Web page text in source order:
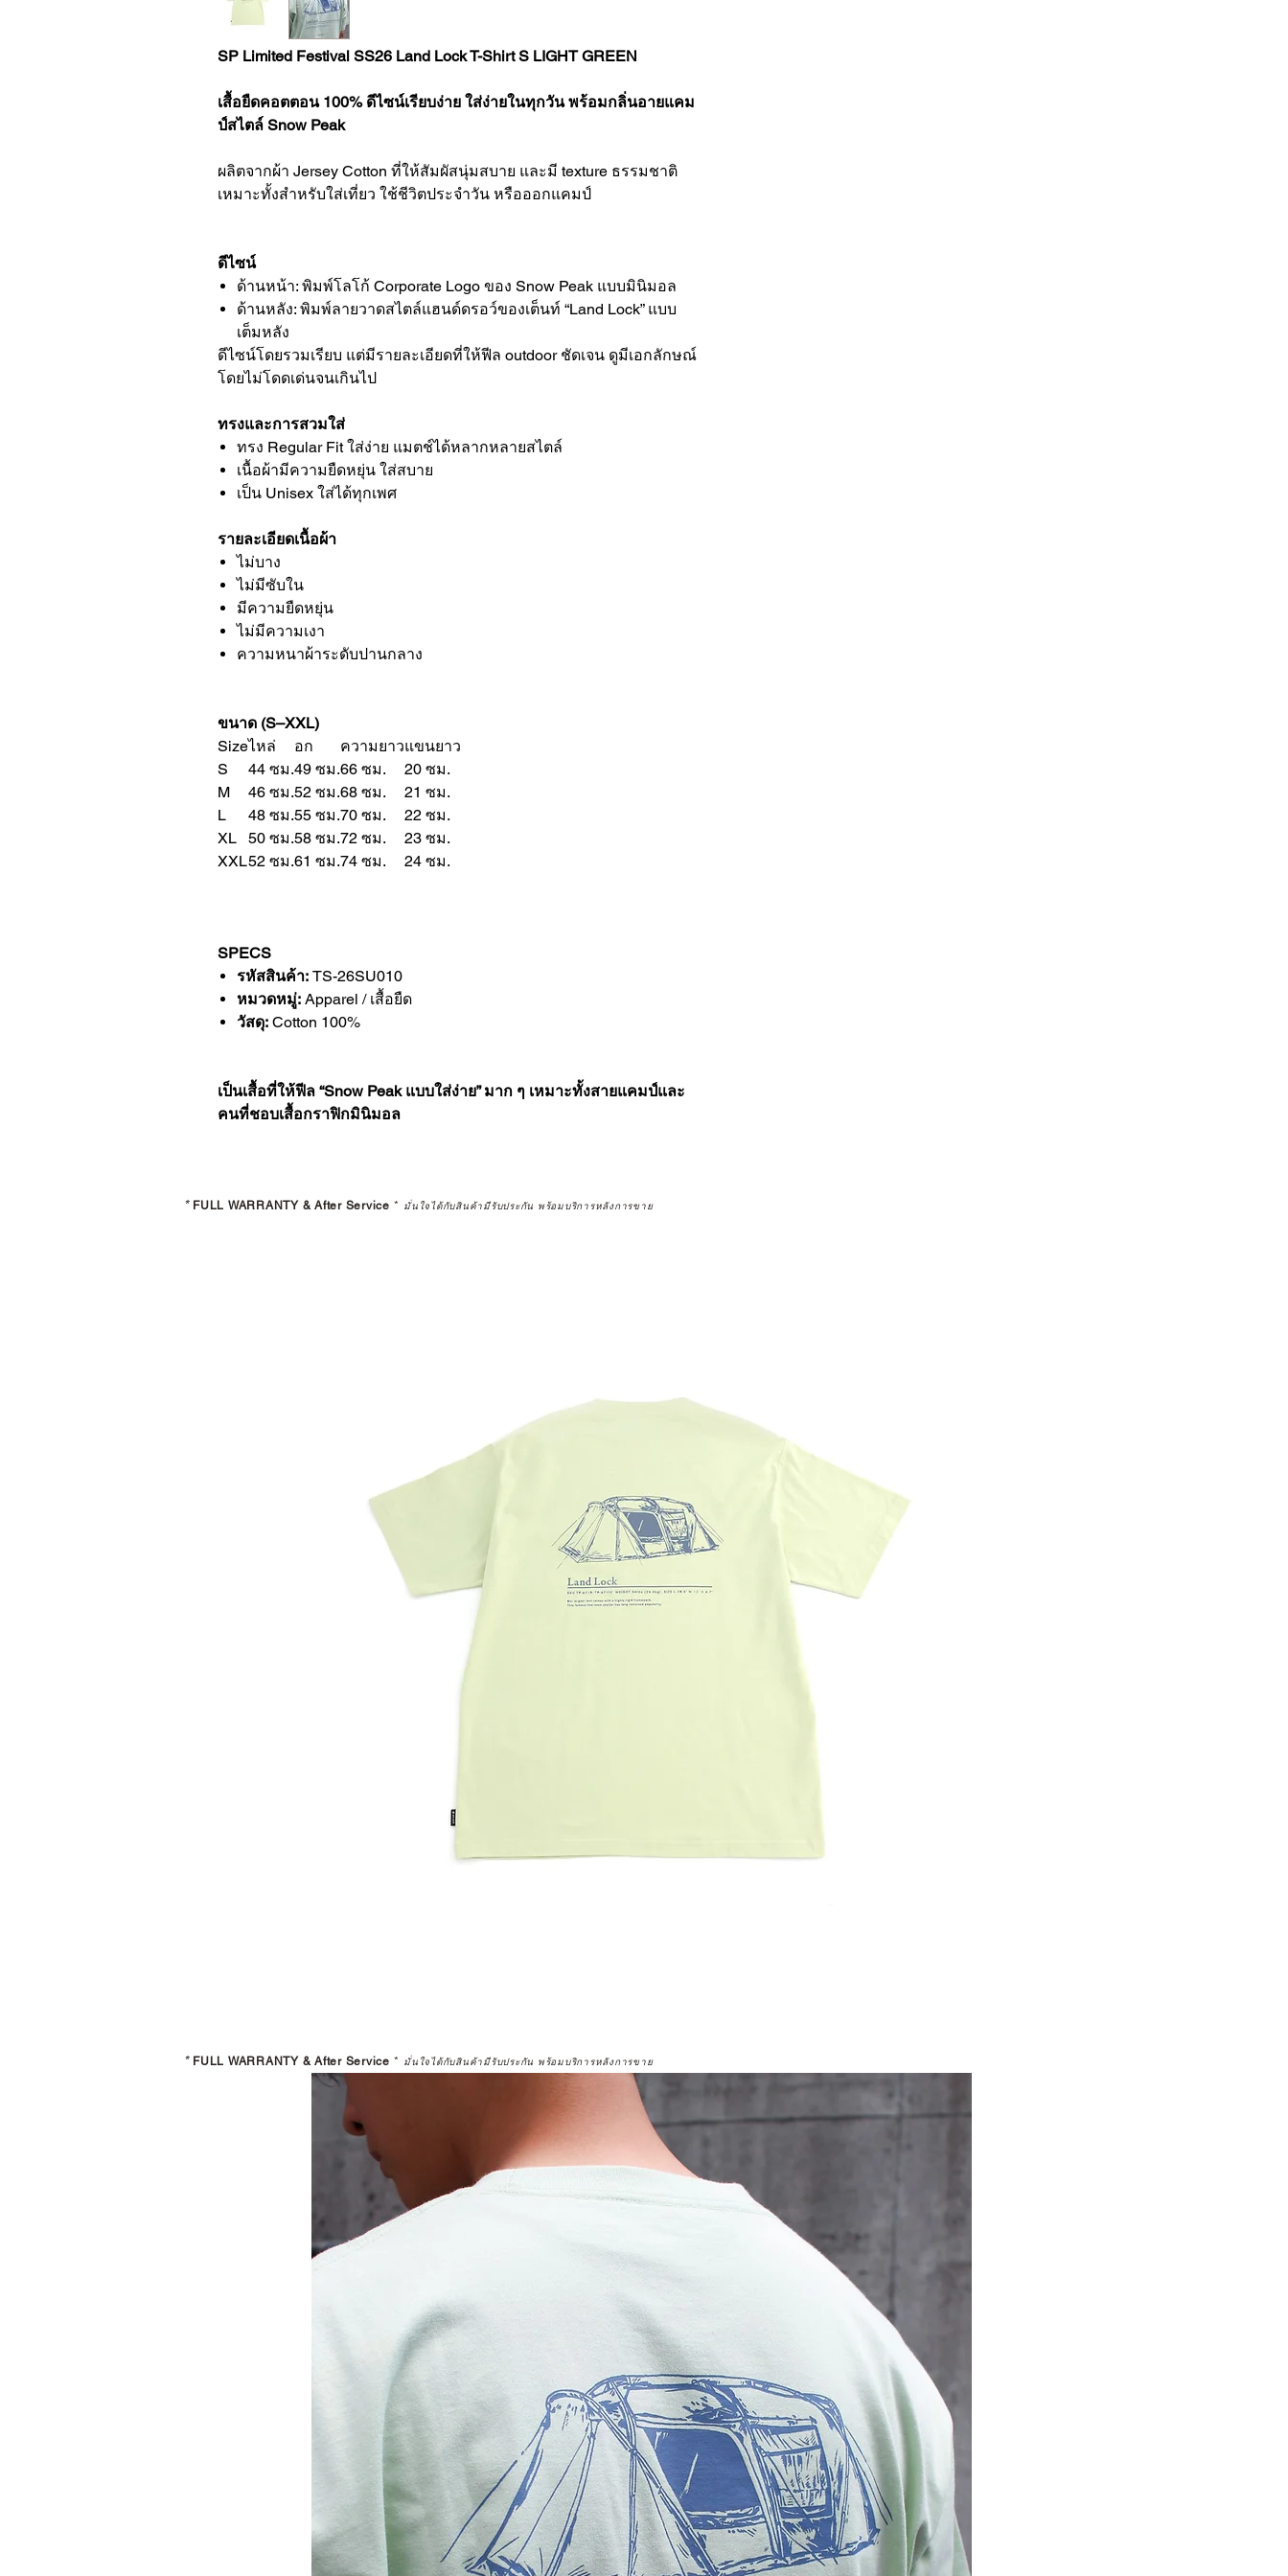
SP Limited Festival SS26 Land Lock T-Shirt S LIGHT GREEN
เสื้อยืดคอตตอน 100% ดีไซน์เรียบง่าย ใส่ง่ายในทุกวัน พร้อมกลิ่นอายแคม
ป์สไตล์ Snow Peak
ผลิตจากผ้า Jersey Cotton ที่ให้สัมผัสนุ่มสบาย และมี texture ธรรมชาติ
เหมาะทั้งสำหรับใส่เที่ยว ใช้ชีวิตประจำวัน หรือออกแคมป์
ดีไซน์
ด้านหน้า: พิมพ์โลโก้ Corporate Logo ของ Snow Peak แบบมินิมอล
ด้านหลัง: พิมพ์ลายวาดสไตล์แฮนด์ดรอว์ของเต็นท์ “Land Lock” แบบ
เต็มหลัง
ดีไซน์โดยรวมเรียบ แต่มีรายละเอียดที่ให้ฟีล outdoor ชัดเจน ดูมีเอกลักษณ์
โดยไม่โดดเด่นจนเกินไป
ทรงและการสวมใส่
ทรง Regular Fit ใส่ง่าย แมตช์ได้หลากหลายสไตล์
เนื้อผ้ามีความยืดหยุ่น ใส่สบาย
เป็น Unisex ใส่ได้ทุกเพศ
รายละเอียดเนื้อผ้า
ไม่บาง
ไม่มีซับใน
มีความยืดหยุ่น
ไม่มีความเงา
ความหนาผ้าระดับปานกลาง
ขนาด (S–XXL)
Sizeไหล่ อก ความยาวแขนยาว
S
44 ซม.49 ซม.66 ซม.
20 ซม.
M
46 ซม.52 ซม.68 ซม.
21 ซม.
L
48 ซม.55 ซม.70 ซม.
22 ซม.
XL
50 ซม.58 ซม.72 ซม.
23 ซม.
XXL52 ซม.61 ซม.74 ซม. 24 ซม.
SPECS
รหัสสินค้า: TS-26SU010
หมวดหมู่: Apparel / เสื้อยืด
วัสดุ: Cotton 100%
เป็นเสื้อที่ให้ฟีล “Snow Peak แบบใส่ง่าย” มาก ๆ เหมาะทั้งสายแคมป์และ
คนที่ชอบเสื้อกราฟิกมินิมอล
* FULL WARRANTY & After Service * มั่นใจได้กับสินค้ามีรับประกัน พร้อมบริการหลังการขาย
* FULL WARRANTY & After Service * มั่นใจได้กับสินค้ามีรับประกัน พร้อมบริการหลังการขาย